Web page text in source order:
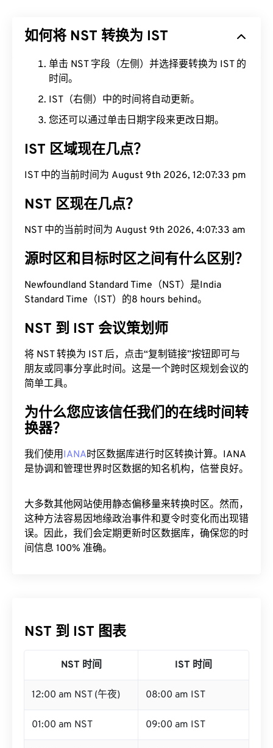
如何将 NST 转换为 IST
单击 NST 字段（左侧）并选择要转换为 IST 的
时间。
IST（右侧）中的时间将自动更新。
您还可以通过单击日期字段来更改日期。
IST 区域现在几点？
IST 中的当前时间为 August 9th 2026, 12:07:34 pm
NST 区现在几点？
NST 中的当前时间为 August 9th 2026, 4:07:34 am
源时区和目标时区之间有什么区别？
Newfoundland Standard Time（NST）是India
Standard Time（IST）的8 hours behind。
NST 到 IST 会议策划师
将 NST 转换为 IST 后，点击“复制链接”按钮即可与
朋友或同事分享此时间。这是一个跨时区规划会议的
简单工具。
为什么您应该信任我们的在线时间转
换器？
我们使用IANA时区数据库进行时区转换计算。IANA
是协调和管理世界时区数据的知名机构，信誉良好。
大多数其他网站使用静态偏移量来转换时区。然而，
这种方法容易因地缘政治事件和夏令时变化而出现错
误。因此，我们会定期更新时区数据库，确保您的时
间信息 100% 准确。
NST 到 IST 图表
NST 时间 IST 时间
12:00 am NST (午夜) 08:00 am IST
01:00 am NST 09:00 am IST